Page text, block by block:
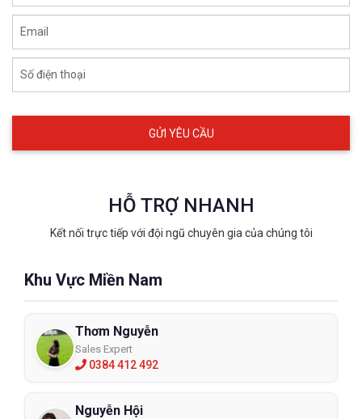
Áo mưa Bis Việt Ý
Email
Số điện thoại
HỖ TRỢ NHANH
Kết nối trực tiếp với đội ngũ chuyên gia của chúng tôi
Khu Vực Miền Nam
Thơm Nguyễn
Sales Expert
0384 412 492
Nguyễn Hội